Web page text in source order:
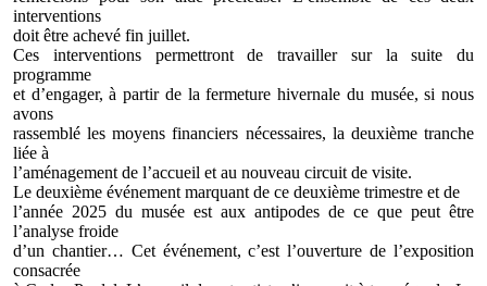
interventions
doit être achevé fin juillet.
Ces interventions permettront de travailler sur la suite du
programme
et d’engager, à partir de la fermeture hivernale du musée, si nous
avons
rassemblé les moyens financiers nécessaires, la deuxième tranche
liée à
l’aménagement de l’accueil et au nouveau circuit de visite.
Le deuxième événement marquant de ce deuxième trimestre et de
l’année 2025 du musée est aux antipodes de ce que peut être
l’analyse froide
d’un chantier… Cet événement, c’est l’ouverture de l’exposition
consacrée